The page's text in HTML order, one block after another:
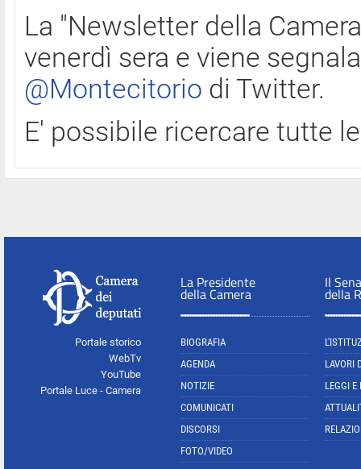
La "Newsletter della
venerdì sera e viene
@Montecitorio di Twitter.
E' possibile ricercare tutte
Portale storico
WebTv
YouTube
Portale Luce - Camera
La Presidente
della Camera
BIOGRAFIA
AGENDA
NOTIZIE
COMUNICATI
DISCORSI
FOTO/VIDEO
Il
della
LAVORI
LEGGI E